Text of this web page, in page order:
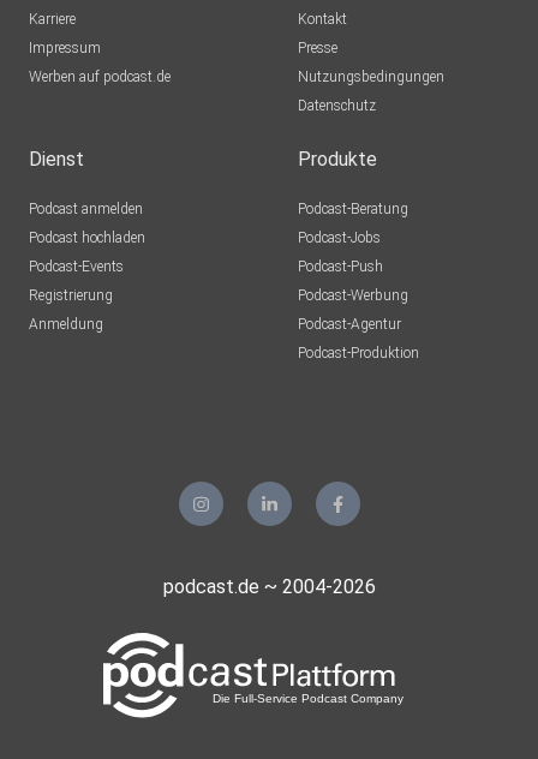
Karriere
Impressum
Werben auf podcast.de
Kontakt
Presse
Nutzungsbedingungen
Datenschutz
Dienst
Podcast anmelden
Podcast hochladen
Podcast-Events
Registrierung
Anmeldung
Produkte
Podcast-Beratung
Podcast-Jobs
Podcast-Push
Podcast-Werbung
Podcast-Agentur
Podcast-Produktion
podcast.de ~ 2004-2026